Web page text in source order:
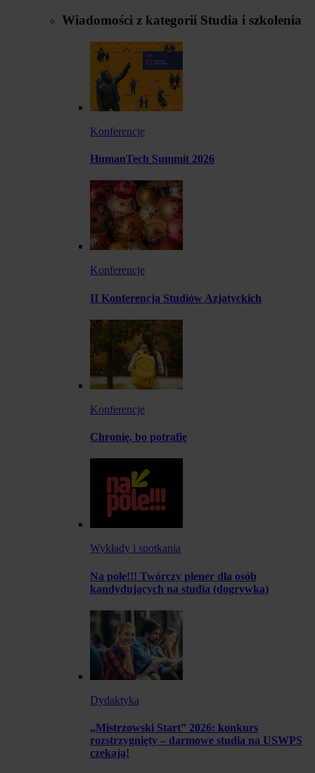
Wiadomości z kategorii Studia i szkolenia
Konferencje
HumanTech Summit 2026
Konferencje
II Konferencja Studiów Azjatyckich
Konferencje
Chronię, bo potrafię
Wykłady i spotkania
Na pole!!! Twórczy plener dla osób
kandydujących na studia (dogrywka)
Dydaktyka
„Mistrzowski Start” 2026: konkurs
rozstrzygnięty – darmowe studia na USWPS
czekają!